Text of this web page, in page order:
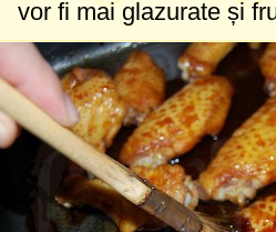
vor fi mai glazurate și